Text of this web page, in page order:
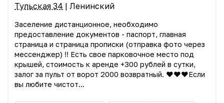
Тульская 34 | Ленинский
Заселение дистанционное, необходимо
предоставление документов - паспорт, главная
страница и страница прописки (отправка фото через
мессенджер) ‼️ Есть свое парковочное место под
крышей, стоимость к аренде +300 рублей в сутки,
залог за пульт от ворот 2000 возвратный. ♥️♥️♥️Если
вы любите чистот...